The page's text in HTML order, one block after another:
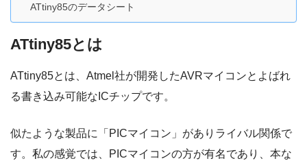
ATtiny85のデータシート
ATtiny85とは
ATtiny85とは、Atmel社が開発したAVRマイコンとよばれ
る書き込み可能なICチップです。
似たような製品に「PICマイコン」がありライバル関係で
す。私の感覚では、PICマイコンの方が有名であり、本な